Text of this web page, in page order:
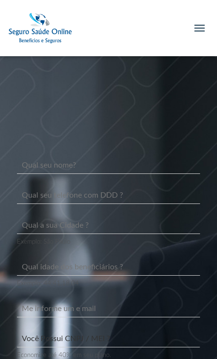
N
Exemplo: São Paulo
Exemplo: 44,41,18,04
Economize até 40% em seu plano.